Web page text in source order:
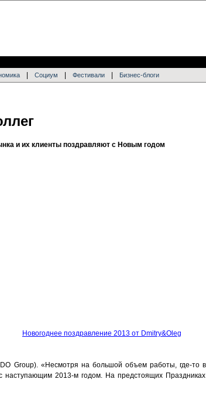
Социум Фестивали Бизнес-блоги
и их клиенты поздравляют с Новым годом
Новогоднее поздравление 2013 от Dmitry&Oleg
Group). «Несмотря на большой объем работы, где-то
наступающим 2013-м годом. На предстоящих